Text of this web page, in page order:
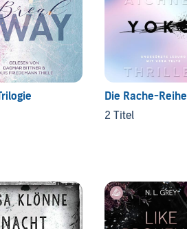
Die Rache-Reihe
2 Titel